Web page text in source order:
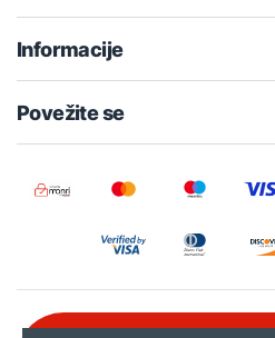
Informacije
Povežite se